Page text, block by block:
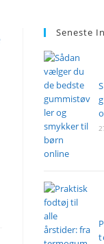
Seneste